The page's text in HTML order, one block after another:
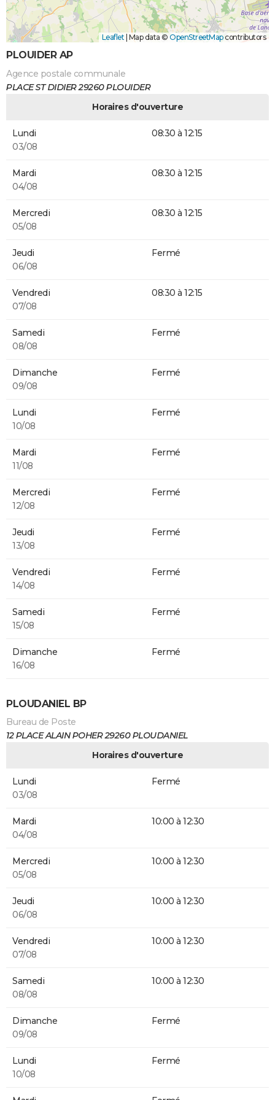
Leaflet Map data © OpenStreetMapcontributors
PLOUIDER AP
Agence postale communale
PLACE ST DIDIER 29260 PLOUIDER
Horaires d'ouverture
Lundi
03/08
08:30 à 12:15
Mardi
04/08
08:30 à 12:15
Mercredi
05/08
08:30 à 12:15
Jeudi
06/08
Fermé
Vendredi
07/08
08:30 à 12:15
Samedi
08/08
Fermé
Dimanche
09/08
Fermé
Lundi
10/08
Fermé
Mardi
11/08
Fermé
Mercredi
12/08
Fermé
Jeudi
13/08
Fermé
Vendredi
14/08
Fermé
Samedi
15/08
Fermé
Dimanche
16/08
Fermé
PLOUDANIEL BP
Bureau de Poste
12 PLACE ALAIN POHER 29260 PLOUDANIEL
Horaires d'ouverture
Lundi
03/08
Fermé
Mardi
04/08
10:00 à 12:30
Mercredi
05/08
10:00 à 12:30
Jeudi
06/08
10:00 à 12:30
Vendredi
07/08
10:00 à 12:30
Samedi
08/08
10:00 à 12:30
Dimanche
09/08
Fermé
Lundi
10/08
Fermé